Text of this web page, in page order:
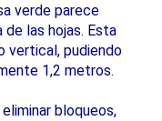
verde parece
de las hojas. Esta
vertical, pudiendo
1,2 metros.
bloqueos,